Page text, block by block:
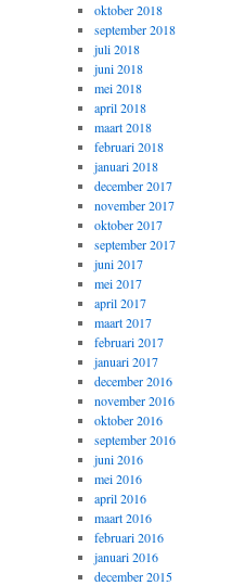
oktober 2018
september 2018
juli 2018
juni 2018
mei 2018
april 2018
maart 2018
februari 2018
januari 2018
december 2017
november 2017
oktober 2017
september 2017
juni 2017
mei 2017
april 2017
maart 2017
februari 2017
januari 2017
december 2016
november 2016
oktober 2016
september 2016
juni 2016
mei 2016
april 2016
maart 2016
februari 2016
januari 2016
december 2015